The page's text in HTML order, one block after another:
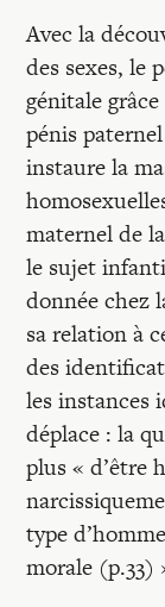
Avec la
des sexes, le
génitale
pénis
instaure la
maternel de
le sujet
donnée chez
sa relation à
des
les instances
déplace : la
plus « d’être
type
morale (p.33)